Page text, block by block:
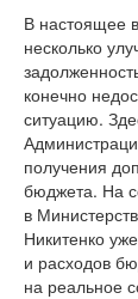
В настоящее
несколько
конечно
ситуацию.
получения
бюджета. На
в
Никитенко
и расходов
на реальное